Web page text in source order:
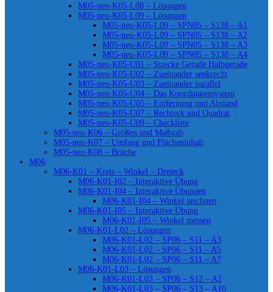
M05-neu-K05-L08 – Lösungen
M05-neu-K05-L09 – Lösungen
M05-neu-K05-L09 – SPN05 – S138 – A1
M05-neu-K05-L09 – SPN05 – S138 – A2
M05-neu-K05-L09 – SPN05 – S138 – A3
M05-neu-K05-L09 – SPN05 – S138 – A4
M05-neu-K05-U01 – Strecke Gerade Halbgerade
M05-neu-K05-U02 – Zueinander senkrecht
M05-neu-K05-U03 – Zueinander parallel
M05-neu-K05-U04 – Das Koordinatensystem
M05-neu-K05-U05 – Entfernung und Abstand
M05-neu-K05-U07 – Rechteck und Quadrat
M05-neu-K05-U09 – Checkliste
M05-neu-K06 – Größen und Maßstab
M05-neu-K07 – Umfang und Flächeninhalt
M05-neu-K08 – Brüche
M06
M06-K01 – Kreis – Winkel – Dreieck
M06-K01-I02 – Interaktive Übung
M06-K01-I04 – Interaktive Übungen
M06-K01-I04 – Winkel zeichnen
M06-K01-I05 – Interaktive Übung
M06-K01-I05 – Winkel messen
M06-K01-L02 – Lösungen
M06-K01-L02 – SP06 – S11 – A3
M06-K01-L02 – SP06 – S11 – A5
M06-K01-L02 – SP06 – S11 – A7
M06-K01-L03 – Lösungen
M06-K01-L03 – SP06 – S12 – A2
M06-K01-L03 – SP06 – S13 – A10